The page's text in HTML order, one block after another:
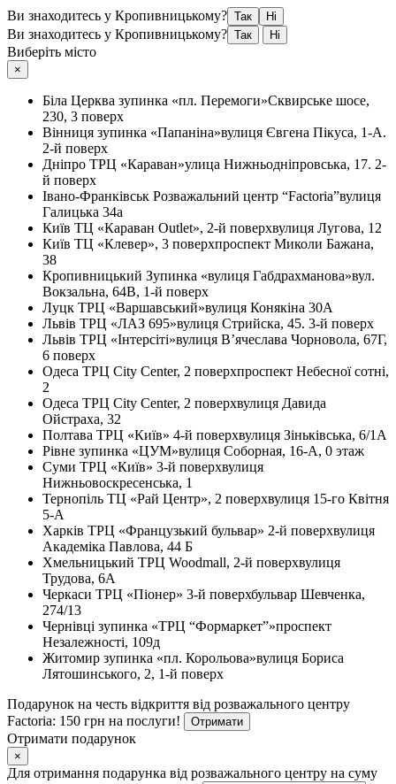
Ви знаходитесь у Кропивницькому? Так Ні
Ви знаходитесь у Кропивницькому? Так Ні
Виберіть місто
×
Біла Церква зупинка «пл. Перемоги»Сквирське шосе,
230, 3 поверх
Вінниця зупинка «Папаніна»вулиця Євгена Пікуса, 1-А.
2-й поверх
Дніпро ТРЦ «Караван»улица Нижньодніпровська, 17. 2-
й поверх
Івано-Франківськ Розважальний центр “Factoria”вулиця
Галицька 34а
Київ ТЦ «Караван Outlet», 2-й поверхвулиця Лугова, 12
Київ ТЦ «Клевер», 3 поверхпроспект Миколи Бажана,
38
Кропивницький Зупинка «вулиця Габдрахманова»вул.
Вокзальна, 64В, 1-й поверх
Луцк ТРЦ «Варшавський»вулиця Конякіна 30А
Львів ТРЦ «ЛАЗ 695»вулиця Стрийска, 45. 3-й поверх
Львів ТРЦ «Інтерсіті»вулиця В’ячеслава Чорновола, 67Г,
6 поверх
Одеса ТРЦ City Center, 2 поверхпроспект Небесної сотні,
2
Одеса ТРЦ City Center, 2 поверхвулиця Давида
Ойстраха, 32
Полтава ТРЦ «Київ» 4-й поверхвулиця Зіньківська, 6/1А
Рівне зупинка «ЦУМ»вулиця Соборная, 16-А, 0 этаж
Суми ТРЦ «Київ» 3-й поверхвулиця
Нижньовоскресенська, 1
Тернопіль ТЦ «Рай Центр», 2 поверхвулиця 15-го Квітня
5-А
Харків ТРЦ «Французький бульвар» 2-й поверхвулиця
Академіка Павлова, 44 Б
Хмельницький ТРЦ Woodmall, 2-й поверхвулиця
Трудова, 6А
Черкаси ТРЦ «Піонер» 3-й поверхбульвар Шевченка,
274/13
Чернівці зупинка «ТРЦ “Формаркет”»проспект
Незалежності, 109д
Житомир зупинка «пл. Корольова»вулиця Бориса
Лятошинського, 2, 1-й поверх
Подарунок на честь відкриття від розважального центру
Factoria: 150 грн на послуги!
Отримати
Отримати подарунок
×
Для отримання подарунка від розважального центру на суму